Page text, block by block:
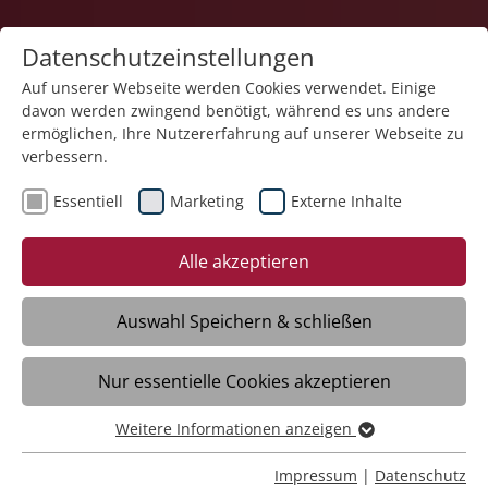
15.06.2026
Infoveranstaltung für neue
Ehrenamtliche im ambulanten
Kinderhospizdienst
Datenschutzeinstellungen
Auf unserer Webseite werden Cookies verwendet. Einige
davon werden zwingend benötigt, während es uns andere
ermöglichen, Ihre Nutzererfahrung auf unserer Webseite zu
verbessern.
Essentiell Marketing Externe Inhalte
Alle akzeptieren
Auswahl Speichern & schließen
Nur essentielle Cookies akzeptieren
Essentiell
Essentielle Cookies werden für grundlegende Funktionen
Weitere Informationen anzeigen
Impressum | Datenschutz